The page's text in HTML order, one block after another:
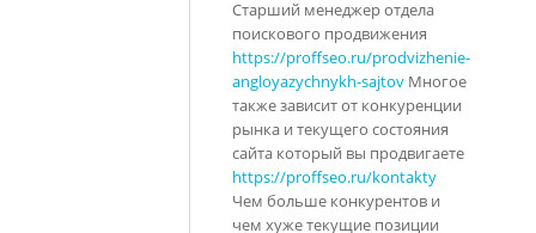
Старший менеджер отдела
поискового продвижения
https://proffseo.ru/prodvizhenie-
angloyazychnykh-sajtov Многое
также зависит от конкуренции
рынка и текущего состояния
сайта который вы продвигаете
https://proffseo.ru/kontakty
Чем больше конкурентов и
чем хуже текущие позиции